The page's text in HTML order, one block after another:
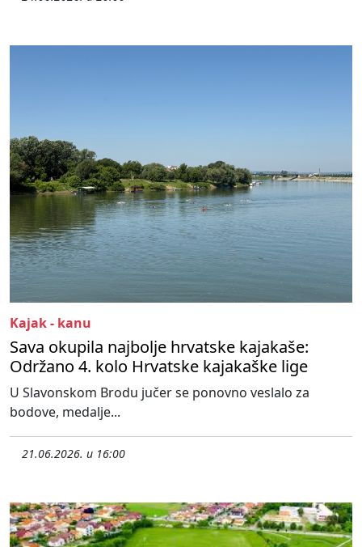
Kajak - kanu
Sava okupila najbolje hrvatske kajakaše:
Održano 4. kolo Hrvatske kajakaške lige
U Slavonskom Brodu jučer se ponovno veslalo za
bodove, medalje...
21.06.2026. u 16:00